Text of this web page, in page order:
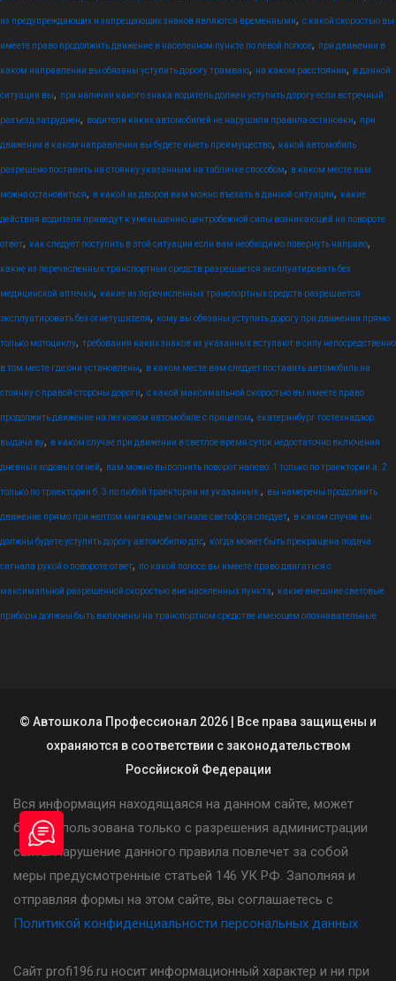
из предупреждающих и запрещающих знаков являются временными, с какой скоростью вы
имеете право продолжить движение в населенном пункте по левой полосе, при движении в
каком направлении вы обязаны уступить дорогу трамваю, на каком расстоянии, в данной
ситуации вы, при наличии какого знака водитель должен уступить дорогу если встречный
разъезд затруднен, водители каких автомобилей не нарушили правила остановки, при
движении в каком направлении вы будете иметь преимущество, какой автомобиль
разрешено поставить на стоянку указанным на табличке способом, в каком месте вам
можно остановиться, в какой из дворов вам можно въехать в данной ситуации, какие
действия водителя приведут к уменьшению центробежной силы возникающей на повороте
ответ, как следует поступить в этой ситуации если вам необходимо повернуть направо,
какие из перечисленных транспортных средств разрешается эксплуатировать без
медицинской аптечки, какие из перечисленных транспортных средств разрешается
эксплуатировать без огнетушителя, кому вы обязаны уступить дорогу при движении прямо
только мотоциклу, требования каких знаков из указанных вступают в силу непосредственно
в том месте где они установлены, в каком месте вам следует поставить автомобиль на
стоянку с правой стороны дороги, с какой максимальной скоростью вы имеете право
продолжить движение на легковом автомобиле с прицепом, екатеринбург гостехнадзор
выдача ву, в каком случае при движении в светлое время суток недостаточно включения
дневных ходовых огней, вам можно выполнить поворот налево: 1 только по траектории а. 2
только по траектории б. 3 по любой траектории из указанных. , вы намерены продолжить
движение прямо при желтом мигающем сигнале светофора следует, в каком случае вы
должны будете уступить дорогу автомобилю дпс, когда может быть прекращена подача
сигнала рукой о повороте ответ, по какой полосе вы имеете право двигаться с
максимальной разрешенной скоростью вне населенных пункта, какие внешние световые
приборы должны быть включены на транспортном средстве имеющем опознавательные
© Автошкола Профессионал 2026 | Все права защищены и
охраняются в соответствии с законодательством
Россйиской Федерации
Вся информация находящаяся на данном сайте, может
быть использована только с разрешения администрации
сайта. Нарушение данного правила повлечет за собой
меры предусмотренные статьей 146 УК РФ. Заполняя и
отправляя формы на этом сайте, вы соглашаетесь с
Политикой конфиденциальности персональных данных
Сайт profi196.ru носит информационный характер и ни при